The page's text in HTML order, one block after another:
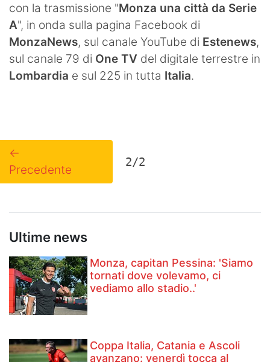
con la trasmissione "Monza una città da Serie
A", in onda sulla pagina Facebook di
MonzaNews, sul canale YouTube di Estenews,
sul canale 79 di One TV del digitale terrestre in
Lombardia e sul 225 in tutta Italia.
←
Precedente
2/2
Ultime news
Monza, capitan Pessina: 'Siamo
tornati dove volevamo, ci
vediamo allo stadio..'
Coppa Italia, Catania e Ascoli
avanzano: venerdì tocca al